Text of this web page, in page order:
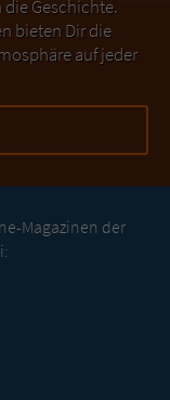
Geschichte.
bieten Dir die
auf jeder
Magazinen der